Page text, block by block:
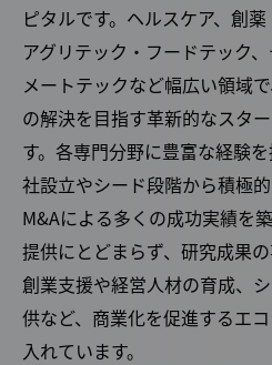
ピタルです。ヘルスケア、創薬
アグリテック・フードテック
メートテックなど幅広い領域
の解決を目指す革新的なスタ
す。各専門分野に豊富な経験
社設立やシード段階から積極
M&Aによる多くの成功実績を
提供にとどまらず、研究成果
創業支援や経営人材の育成、
供など、商業化を促進するエ
入れています。